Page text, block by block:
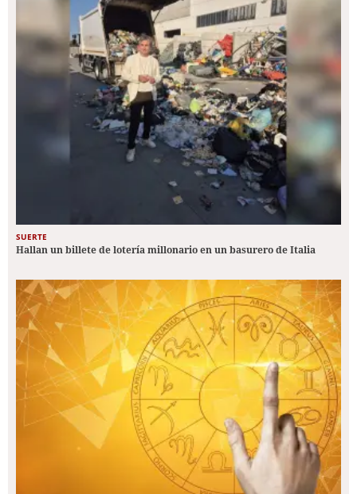
SUERTE
Hallan un billete de lotería millonario en un basurero de Italia